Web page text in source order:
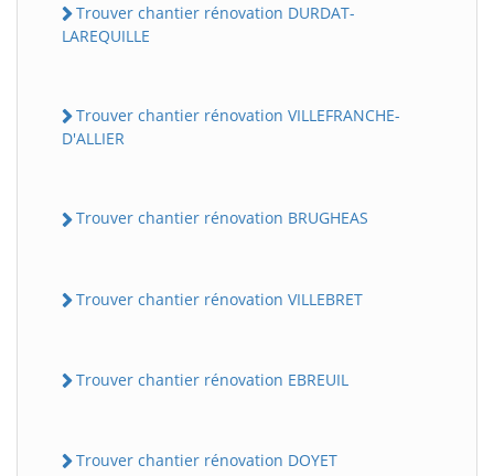
Trouver chantier rénovation DURDAT-
LAREQUILLE
Trouver chantier rénovation VILLEFRANCHE-
D'ALLIER
Trouver chantier rénovation BRUGHEAS
Trouver chantier rénovation VILLEBRET
Trouver chantier rénovation EBREUIL
Trouver chantier rénovation DOYET